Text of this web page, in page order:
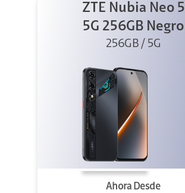
ZTE Nubia Neo 5
5G 256GB Negro
256GB / 5G
Ahora Desde